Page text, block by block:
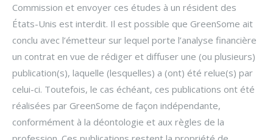
Commission et envoyer ces études à un résident des
États-Unis est interdit. Il est possible que GreenSome ait
conclu avec l’émetteur sur lequel porte l’analyse financière
un contrat en vue de rédiger et diffuser une (ou plusieurs)
publication(s), laquelle (lesquelles) a (ont) été relue(s) par
celui-ci. Toutefois, le cas échéant, ces publications ont été
réalisées par GreenSome de façon indépendante,
conformément à la déontologie et aux règles de la